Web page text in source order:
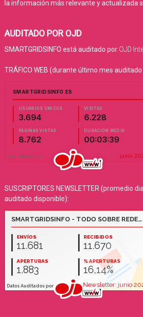
la información más relevante y actualizada
AUDITADO POR OJD
SMARTGRIDSINFO está auditado por OJD
TRÁFICO WEB (durante último mes
SUSCRIPTORES NEWSLETTER (promedio
auditado disponible):